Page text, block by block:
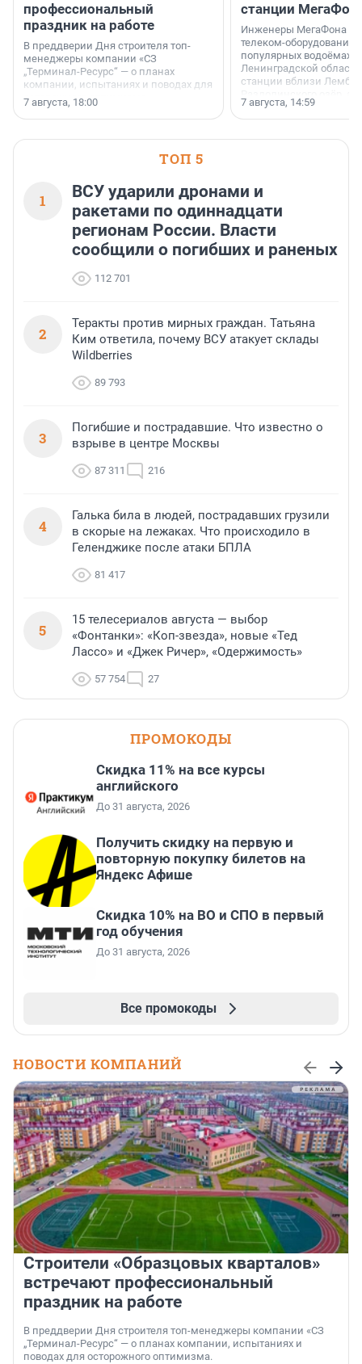
профессиональный
праздник на работе
В преддверии Дня строителя топ-
менеджеры компании «СЗ
„Терминал-Ресурс“ — о планах
компании, испытаниях и поводах для
осторожного оптимизма.
7 августа, 18:00
станции
Инженеры МегаФона
телеком-оборудование
популярных водоёмах
Ленинградской
станции вблизи
недалеко от Большого
водопада.
7 августа, 14:59
ТОП 5
1
ВСУ ударили дронами и
ракетами по одиннадцати
регионам России. Власти
сообщили о погибших и раненых
112 701
2
Теракты против мирных граждан. Татьяна
Ким ответила, почему ВСУ атакует склады
Wildberries
89 793
3
Погибшие и пострадавшие. Что известно о
взрыве в центре Москвы
87 311 216
4
Галька била в людей, пострадавших грузили
в скорые на лежаках. Что происходило в
Геленджике после атаки БПЛА
81 417
5
15 телесериалов августа — выбор
«Фонтанки»: «Коп-звезда», новые «Тед
Лассо» и «Джек Ричер», «Одержимость»
57 754 27
ПРОМОКОДЫ
Скидка 11% на все курсы
английского
До 31 августа, 2026
Получить скидку на первую и
повторную покупку билетов на
Яндекс Афише
Скидка 10% на ВО и СПО в первый
год обучения
До 31 августа, 2026
Все промокоды
НОВОСТИ КОМПАНИЙ
Строители «Образцовых кварталов»
встречают профессиональный
праздник на работе
В преддверии Дня строителя топ-менеджеры компании «СЗ
„Терминал-Ресурс“ — о планах компании, испытаниях и
поводах для осторожного оптимизма.